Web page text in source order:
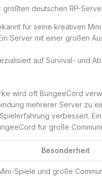
deutschen RP-
für seine kreativen
Server mit einer großen
auf Survival- und
wird oft BungeeCord
mehrerer Server zu
verbessert.
für große
Besonderheit
Spiele und große